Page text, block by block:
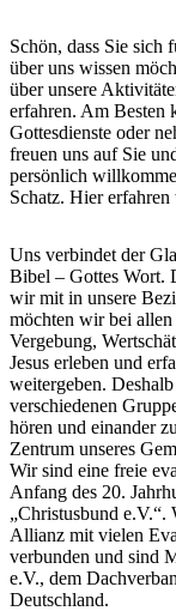
Schön, dass Sie sich
über uns wissen
über unsere
erfahren. Am Besten
Gottesdienste oder
freuen uns auf Sie
persönlich
Schatz. Hier
Uns verbindet der
Bibel – Gottes Wort.
wir mit in unsere
möchten wir bei
Vergebung,
Jesus erleben und
weitergeben.
verschiedenen
hören und einander
Zentrum unseres
Wir sind eine freie
Anfang des 20.
„Christusbund e.V.“.
Allianz mit vielen
verbunden und sind
e.V., dem
Deutschland.